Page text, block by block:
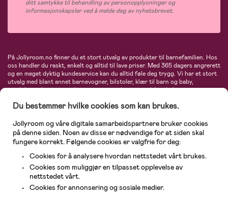
ditt samtykke til behandling av personopplysninger og
informasjonskapsler ved å melde deg av nyhetsbrevet.
På Jollyroom.no finner du et stort utvalg av produkter til barnefamilien. Hos
oss handler du raskt, enkelt og alltid til lave priser. Med 365 dagers angrerett
og en meget dyktig kundeservice kan du alltid føle deg trygg. Vi har et stort
utvalg med blant annet barnevogner, bilstoler, klær til barn og baby,
produkter til mor, mengder av inspirerende interiør, leker, babyustyr og mye
Maxi-Cosi, Baby Jogger, BabyBjörn, Didriksons, KidKraft, Ergobaby, Philips
største nettbutikk for barn og baby!
Du bestemmer hvilke cookies som kan brukes.
Jollyroom og våre digitale samarbeidspartnere bruker cookies
på denne siden. Noen av disse er nødvendige for at siden skal
fungere korrekt. Følgende cookies er valgfrie for deg:
Cookies for å analysere hvordan nettstedet vårt brukes.
Cookies som muliggjør en tilpasset opplevelse av
nettstedet vårt.
Cookies for annonsering og sosiale medier.